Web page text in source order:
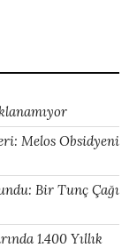
Melos Obsidyeni
Bir Tunç Çağı
1.400 Yıllık